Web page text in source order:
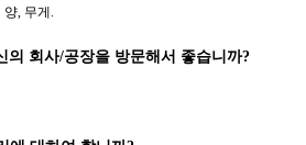
양, 무게.
의 회사/공장을 방문해서 좋습니까?